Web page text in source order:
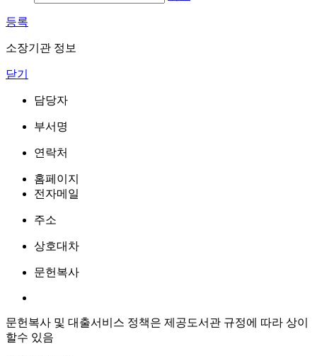
등록
소장기관 정보
닫기
담당자
부서명
연락처
홈페이지
전자메일
주소
상호대차
문헌복사
문헌복사 및 대출서비스 정책은 제공도서관 규정에 따라 상이
할수 있음